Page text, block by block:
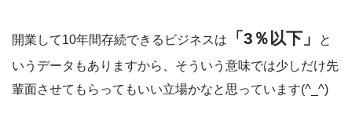
開業して10年間存続できるビジネスは 「3％以下」
と
いうデータもありますから、そういう意味では少しだけ先
輩面させてもらってもいい立場かなと思っています(^_^)